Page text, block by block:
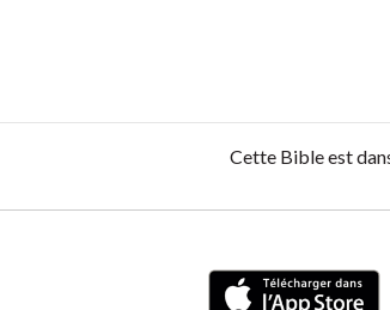
Cette Bible est